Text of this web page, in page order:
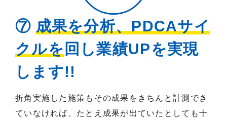
⑦ 成果を分析、PDCAサイ
クルを 回し業績UPを実現
します!!
折角実施した施策もその成果をきちんと計測でき
ていなければ、たとえ成果が出ていたとしても十